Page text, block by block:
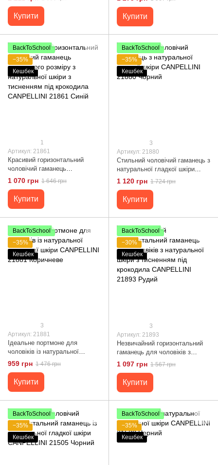
21756 Коричневий
Купити
під крокодила CANPELLINI
21769 Синій
Купити
BackToSchool
−35%
Кешбек
1
Артикул: 21861
Красивий горизонтальний
чоловічий гаманець
середнього розміру з
натуральної шкіри з тисненням
під крокодила CANPELLINI
21861 Синій
1 070 грн 1 646 грн
Купити
BackToSchool
−35%
Кешбек
3
Артикул: 21880
Стильний чоловічий гаманець з
натуральної гладкої шкіри
CANPELLINI 21880 Чорний
1 120 грн 1 724 грн
Купити
BackToSchool
−35%
Кешбек
3
Артикул: 21881
Ідеальне портмоне для
чоловіків із натуральної
зернистої шкіри CANPELLINI
21881 Коричневе
959 грн 1 476 грн
Купити
BackToSchool
−30%
Кешбек
3
Артикул: 21893
Незвичайний горизонтальний
гаманець для чоловіків з
натуральної шкіри з тисненням
під крокодила CANPELLINI
21893 Рудий
1 097 грн 1 567 грн
Купити
BackToSchool
−35%
Кешбек
BackToSchool
−35%
Кешбек